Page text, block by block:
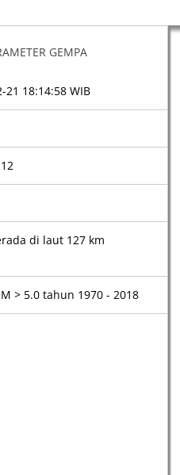
GEMPA
18:14:58 WIB
di laut 127 km
M > 5.0 tahun 1970 - 2018